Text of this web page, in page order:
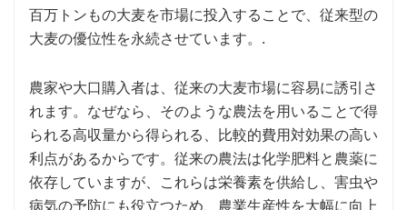
百万トンもの大麦を市場に投入することで、従来型の
大麦の優位性を永続させています。.
農家や大口購入者は、従来の大麦市場に容易に誘引さ
れます。なぜなら、そのような農法を用いることで得
られる高収量から得られる、比較的費用対効果の高い
利点があるからです。従来の農法は化学肥料と農薬に
依存していますが、これらは栄養素を供給し、害虫や
病気の予防にも役立つため、農業生産性を大幅に向上